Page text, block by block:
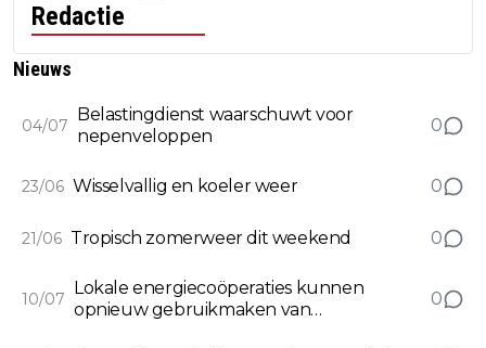
Redactie
Nieuws
04/07
Belastingdienst waarschuwt voor
nepenveloppen
0
23/06 Wisselvallig en koeler weer 0
21/06 Tropisch zomerweer dit weekend 0
10/07
Lokale energiecoöperaties kunnen
opnieuw gebruikmaken van
0